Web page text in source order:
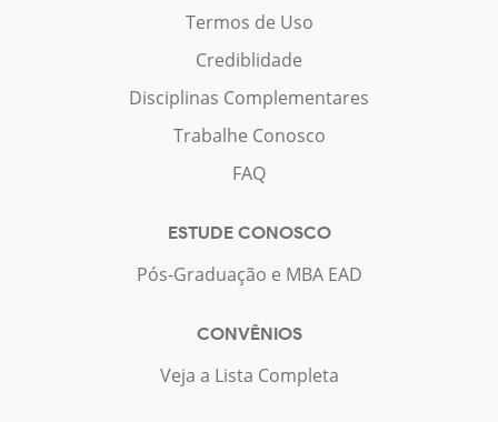
Termos de Uso
Crediblidade
Disciplinas Complementares
Trabalhe Conosco
FAQ
ESTUDE CONOSCO
Pós-Graduação e MBA EAD
CONVÊNIOS
Veja a Lista Completa